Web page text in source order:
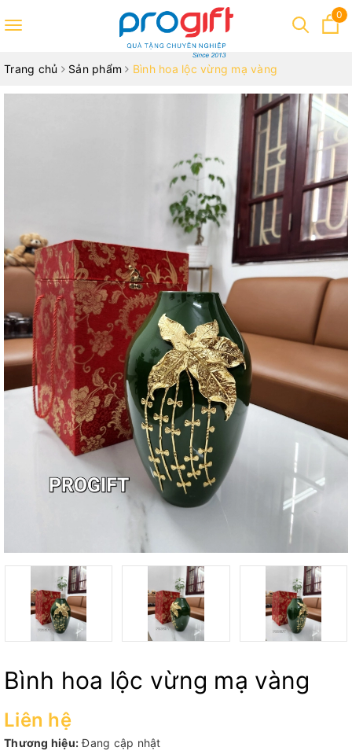
Toggle
0
Trang chủ Sản phẩm Bình hoa lộc vừng mạ vàng
Bình hoa lộc vừng mạ vàng
Liên hệ
Thương hiệu: Đang cập nhật